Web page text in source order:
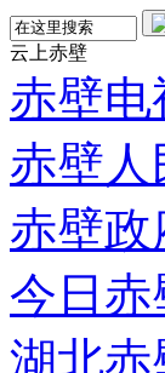
云上赤壁
赤壁电
赤壁人
赤壁政
今日赤
湖北赤